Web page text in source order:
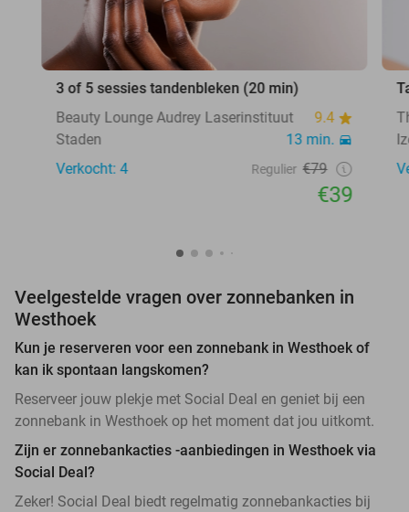
3 of 5 sessies tandenbleken (20 min)
Beauty Lounge Audrey Laserinstituut
9.4
Staden
13 min.
Verkocht: 4
Regulier €79
€39
Veelgestelde vragen over zonnebanken in
Westhoek
Kun je reserveren voor een zonnebank in Westhoek of
kan ik spontaan langskomen?
Reserveer jouw plekje met Social Deal en geniet bij een
zonnebank in Westhoek op het moment dat jou uitkomt.
Zijn er zonnebankacties -aanbiedingen in Westhoek via
Social Deal?
Zeker! Social Deal biedt regelmatig zonnebankacties bij